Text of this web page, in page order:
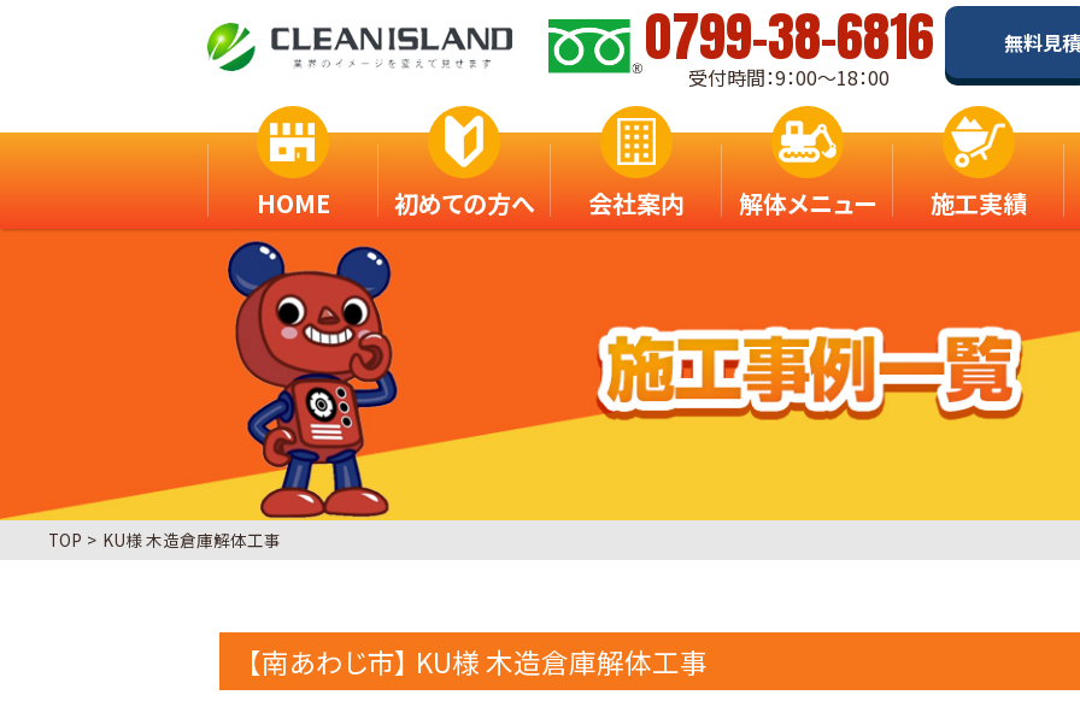
0799-38-6816
受付時間：9：00～18：00
無料見
HOME 初めての方へ 会社案内 解体メニュー 施工実績
TOP KU様 木造倉庫解体工事
【南あわじ市】 KU様 木造倉庫解体工事